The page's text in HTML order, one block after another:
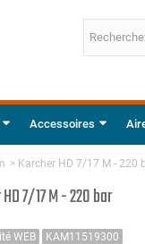
Accessoires
> Karcher HD 7/17 M - 220
7/17 M - 220 bar
WEB KAM11519300